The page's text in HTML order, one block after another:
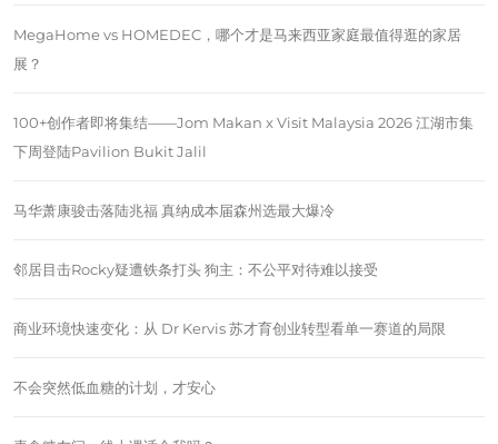
MegaHome vs HOMEDEC，哪个才是马来西亚家庭最值得逛的家居
展？
100+创作者即将集结——Jom Makan x Visit Malaysia 2026 江湖市集
下周登陆Pavilion Bukit Jalil
马华萧康骏击落陆兆福 真纳成本届森州选最大爆冷
邻居目击Rocky疑遭铁条打头 狗主：不公平对待难以接受
商业环境快速变化：从 Dr Kervis 苏才育创业转型看单一赛道的局限
不会突然低血糖的计划，才安心